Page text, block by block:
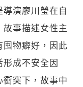
演廖川瑩在自
事描述女性主
物癖好，因此
成不安全因
突下，故事中